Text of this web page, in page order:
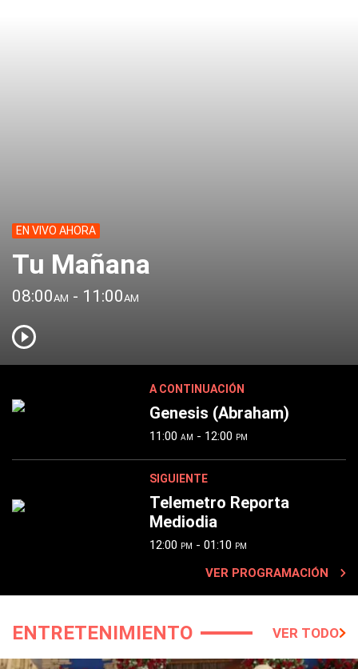
EN VIVO AHORA
Tu Mañana
08:00AM - 11:00AM
A CONTINUACIÓN
Genesis (Abraham)
11:00 AM - 12:00 PM
SIGUIENTE
Telemetro Reporta
Mediodia
12:00 PM - 01:10 PM
VER PROGRAMACIÓN
ENTRETENIMIENTO VER TODO